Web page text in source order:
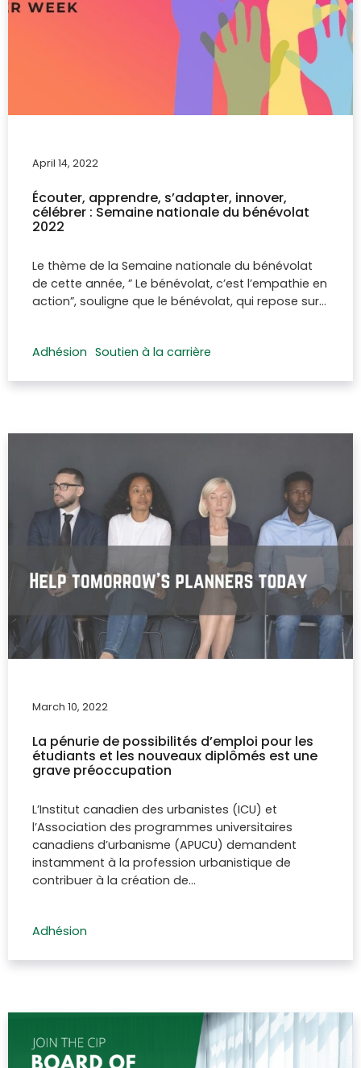
April 14, 2022
Écouter, apprendre, s’adapter, innover,
célébrer : Semaine nationale du bénévolat
2022
Le thème de la Semaine nationale du bénévolat
de cette année, ” Le bénévolat, c’est l’empathie en
action”, souligne que le bénévolat, qui repose sur…
Adhésion Soutien à la carrière
March 10, 2022
La pénurie de possibilités d’emploi pour les
étudiants et les nouveaux diplômés est une
grave préoccupation
L’Institut canadien des urbanistes (ICU) et
l’Association des programmes universitaires
canadiens d’urbanisme (APUCU) demandent
instamment à la profession urbanistique de
contribuer à la création de…
Adhésion